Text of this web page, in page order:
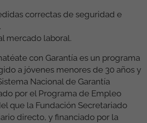
correctas de seguridad e
mercado laboral.
con Garantía es un programa
a jóvenes menores de 30 años y
Nacional de Garantía
por el Programa de Empleo
que la Fundación Secretariado
directo, y financiado por la